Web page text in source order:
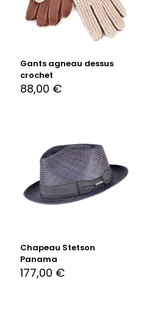
Gants agneau dessus
crochet
88,00 €
Chapeau Stetson
Panama
177,00 €